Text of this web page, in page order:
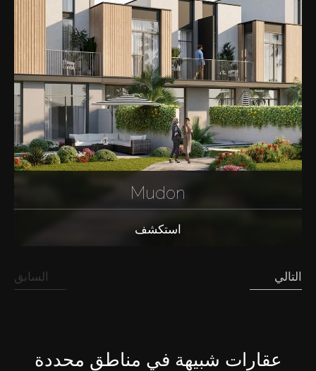
Mudon
استكشف
السابق التالي
عقارات شبيهة في مناطق محددة